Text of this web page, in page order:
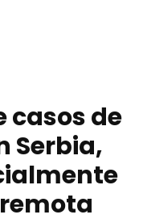
casos de
Serbia,